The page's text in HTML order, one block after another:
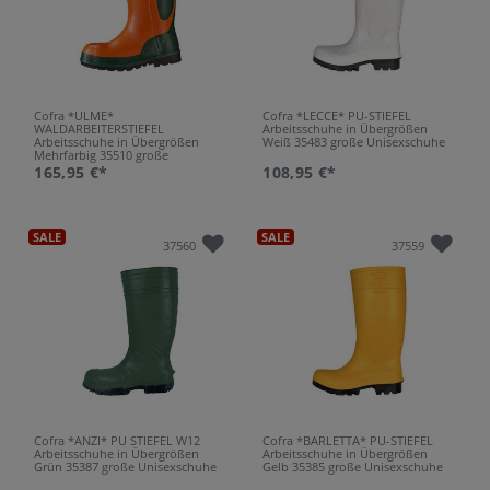
Cofra *ULME*
WALDARBEITERSTIEFEL
Arbeitsschuhe in Übergrößen
Mehrfarbig 35510 große
Unisexschuhe
165,95 €*
Cofra *LECCE* PU-STIEFEL
Arbeitsschuhe in Übergrößen
Weiß 35483 große Unisexschuhe
108,95 €*
SALE 37560
Cofra *ANZI* PU STIEFEL W12
Arbeitsschuhe in Übergrößen
Grün 35387 große Unisexschuhe
SALE 37559
Cofra *BARLETTA* PU-STIEFEL
Arbeitsschuhe in Übergrößen
Gelb 35385 große Unisexschuhe